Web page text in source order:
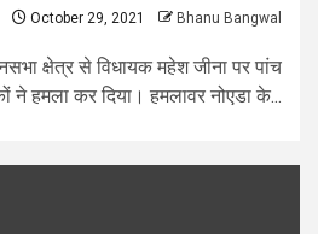
October 29, 2021 Bhanu Bangwal
क्षेत्र से विधायक महेश जीना पर पांच
ने हमला कर दिया। हमलावर नोएडा के...